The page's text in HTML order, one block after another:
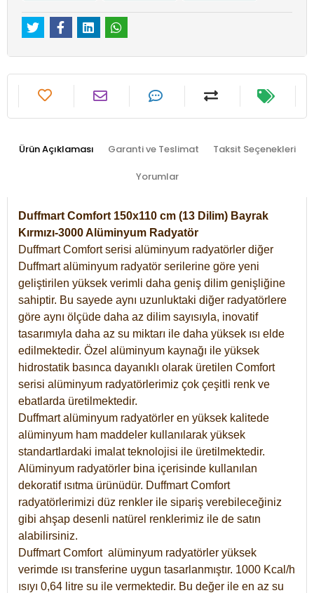
Ürün Açıklaması Garanti ve Teslimat Taksit Seçenekleri
Yorumlar
Duffmart Comfort 150x110 cm (13 Dilim) Bayrak
Kırmızı-3000 Alüminyum Radyatör
Duffmart Comfort serisi alüminyum radyatörler diğer
Duffmart alüminyum radyatör serilerine göre yeni
geliştirilen yüksek verimli daha geniş dilim genişliğine
sahiptir. Bu sayede aynı uzunluktaki diğer radyatörlere
göre aynı ölçüde daha az dilim sayısıyla, inovatif
tasarımıyla daha az su miktarı ile daha yüksek ısı elde
edilmektedir. Özel alüminyum kaynağı ile yüksek
hidrostatik basınca dayanıklı olarak üretilen Comfort
serisi alüminyum radyatörlerimiz çok çeşitli renk ve
ebatlarda üretilmektedir.
Duffmart alüminyum radyatörler en yüksek kalitede
alüminyum ham maddeler kullanılarak yüksek
standartlardaki imalat teknolojisi ile üretilmektedir.
Alüminyum radyatörler bina içerisinde kullanılan
dekoratif ısıtma ürünüdür. Duffmart Comfort
radyatörlerimizi düz renkler ile sipariş verebileceğiniz
gibi ahşap desenli natürel renklerimiz ile de satın
alabilirsiniz.
Duffmart Comfort alüminyum radyatörler yüksek
verimde ısı transferine uygun tasarlanmıştır. 1000 Kcal/h
ısıyı 0,64 litre su ile vermektedir. Bu değer ile en az su